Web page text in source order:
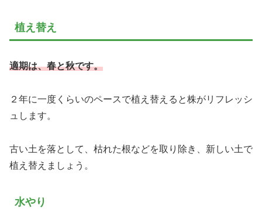
植え替え
適期は、春と秋です。
２年に一度くらいのペースで植え替えると株がリフレッシ
ュします。
古い土を落として、枯れた根などを取り除き、新しい土で
植え替えましょう。
水やり